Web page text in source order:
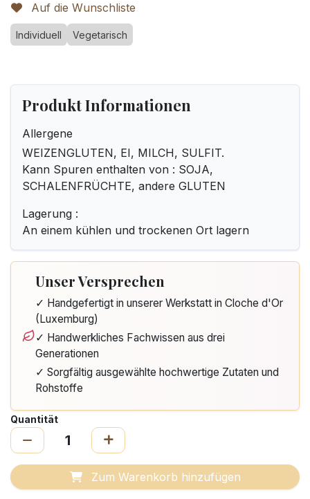
Auf die Wunschliste
Individuell Vegetarisch
Produkt Informationen
Allergene
WEIZENGLUTEN, EI, MILCH, SULFIT.
Kann Spuren enthalten von : SOJA,
SCHALENFRÜCHTE, andere GLUTEN
Lagerung :
An einem kühlen und trockenen Ort lagern
Unser Versprechen
✓ Handgefertigt in unserer Werkstatt in Cloche d'Or
(Luxemburg)
✓ Handwerkliches Fachwissen aus drei
Generationen
✓ Sorgfältig ausgewählte hochwertige Zutaten und
Rohstoffe
Quantität
Zum Warenkorb hinzufügen